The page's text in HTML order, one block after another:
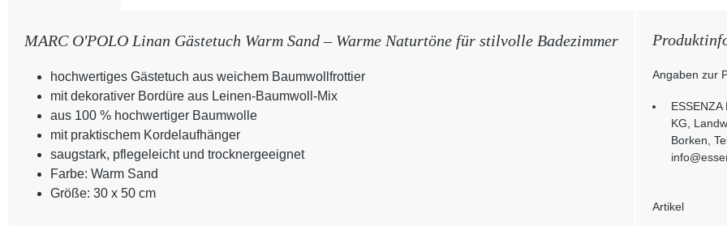
MARC O'POLO Linan Gästetuch Warm Sand – Warme Naturtöne für stilvolle Badezimmer
hochwertiges Gästetuch aus weichem Baumwollfrottier
mit dekorativer Bordüre aus Leinen-Baumwoll-Mix
aus 100 % hochwertiger Baumwolle
mit praktischem Kordelaufhänger
saugstark, pflegeleicht und trocknergeeignet
Farbe: Warm Sand
Größe: 30 x 50 cm
Angaben zur
ESSENZA
KG,
Borken,
Artikel